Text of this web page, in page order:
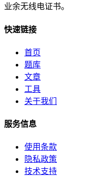
业余无线电证书。
快速链接
首页
题库
文章
工具
关于我们
服务信息
使用条款
隐私政策
技术支持